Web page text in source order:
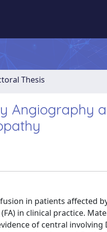
Thesis
Angiography
in patients affected
in clinical practice.
of central involving